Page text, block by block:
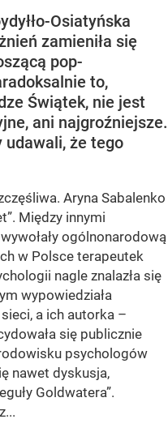
Osiatyńska
zamieniła się
pop-
to,
Świątek, nie jest
ani najgroźniejsze.
udawali, że tego
Aryna Sabalenko
Między innymi
ogólnonarodową
w Polsce terapeutek
nagle znalazła się
wypowiedziała
a ich autorka –
się publicznie
psychologów
nawet dyskusja,
Goldwatera”.